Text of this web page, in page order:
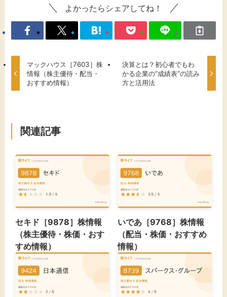
よかったらシェアしてね！
マックハウス［7603］株
情報（株主優待・配当・
おすすめ情報）
決算とは？初心者でもわ
かる企業の“成績表”の読み
方と活用法
関連記事
セキド［9878］株情報
（株主優待・株価・おす
すめ情報）
いであ［9768］株情報
（配当・株価・おすすめ
情報）